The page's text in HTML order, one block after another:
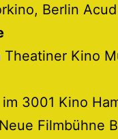
Berlin Acud
Theatiner Kino
3001 Kino
Filmbühne